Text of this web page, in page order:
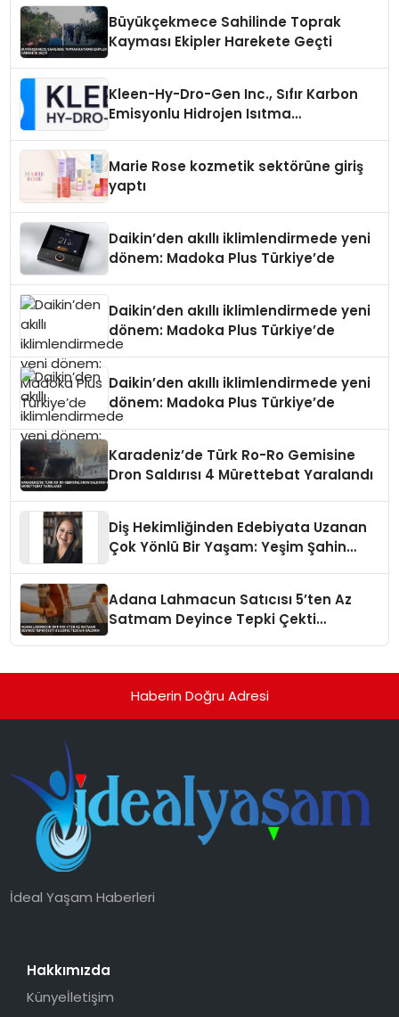
Büyükçekmece Sahilinde Toprak
Kayması Ekipler Harekete Geçti
Kleen-Hy-Dro-Gen Inc., Sıfır Karbon
Emisyonlu Hidrojen Isıtma
Marie Rose kozmetik sektörüne giriş
yaptı
Daikin’den akıllı iklimlendirmede yeni
dönem: Madoka Plus Türkiye’de
Daikin’den akıllı iklimlendirmede yeni
dönem: Madoka Plus Türkiye’de
Daikin’den akıllı iklimlendirmede yeni
dönem: Madoka Plus Türkiye’de
Karadeniz’de Türk Ro-Ro Gemisine
Dron Saldırısı 4 Mürettebat Yaralandı
Diş Hekimliğinden Edebiyata Uzanan
Çok Yönlü Bir Yaşam: Yeşim Şahin
Adana Lahmacun Satıcısı 5’ten Az
Satmam Deyince Tepki Çekti
Haberin Doğru Adresi
İdeal Yaşam Haberleri
Hakkımızda
Künyeİletişim